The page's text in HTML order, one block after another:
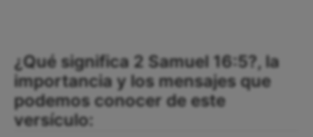
¿Qué significa 2 Samuel 16:5?, la
importancia y los mensajes que
podemos conocer de este
versículo: